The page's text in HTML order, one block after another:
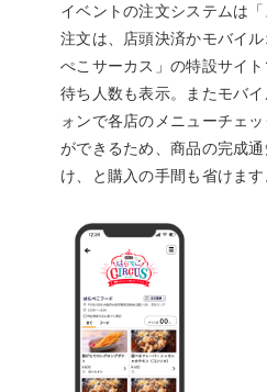
イベントの注文システムは
注文は、店頭決済かモバイ
ぺこサーカス」の特設サイ
待ち人数も表示。またモバ
ォンで各店のメニューチェ
ができるため、商品の完成
け、と購入の手間も省けます